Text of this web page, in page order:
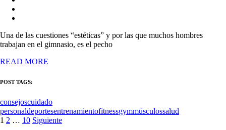
Una de las cuestiones “estéticas” y por las que muchos hombres
trabajan en el gimnasio, es el pecho
READ MORE
POST TAGS:
consejoscuidado
personaldeportesentrenamientofitnessgymmúsculossalud
Paginación
1 2 … 10 Siguiente